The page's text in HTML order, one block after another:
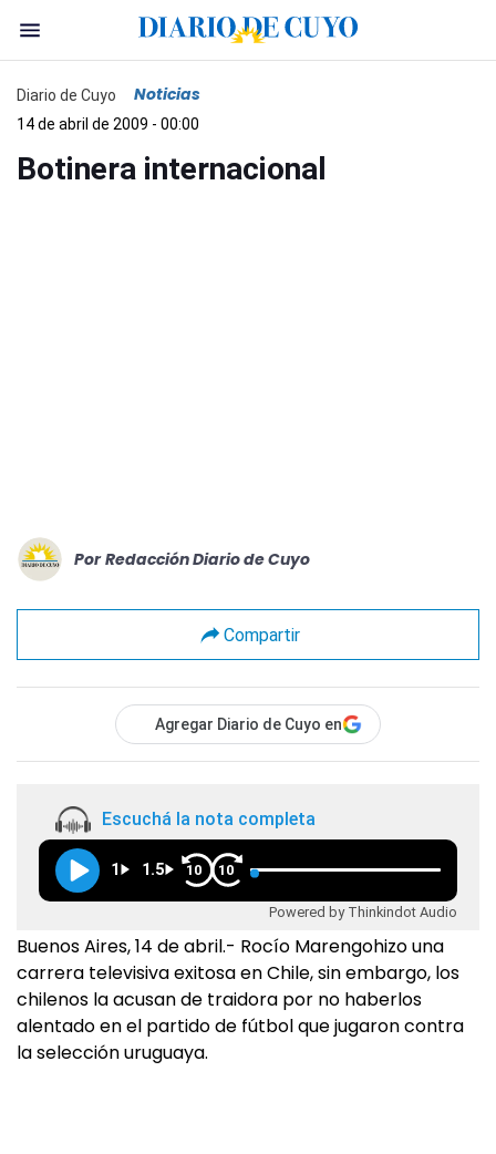
Diario de Cuyo Noticias
14 de abril de 2009 - 00:00
Botinera internacional
Por Redacción Diario de Cuyo
Compartir
Agregar Diario de Cuyo en
Escuchá la nota completa
1 1.5 10 10
Powered by Thinkindot Audio
Buenos Aires, 14 de abril.- Rocío Marengohizo una
carrera televisiva exitosa en Chile, sin embargo, los
chilenos la acusan de traidora por no haberlos
alentado en el partido de fútbol que jugaron contra
la selección uruguaya.